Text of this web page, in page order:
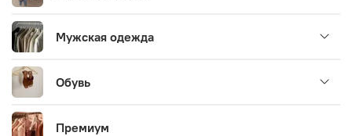
Мужская одежда
Обувь
Премиум